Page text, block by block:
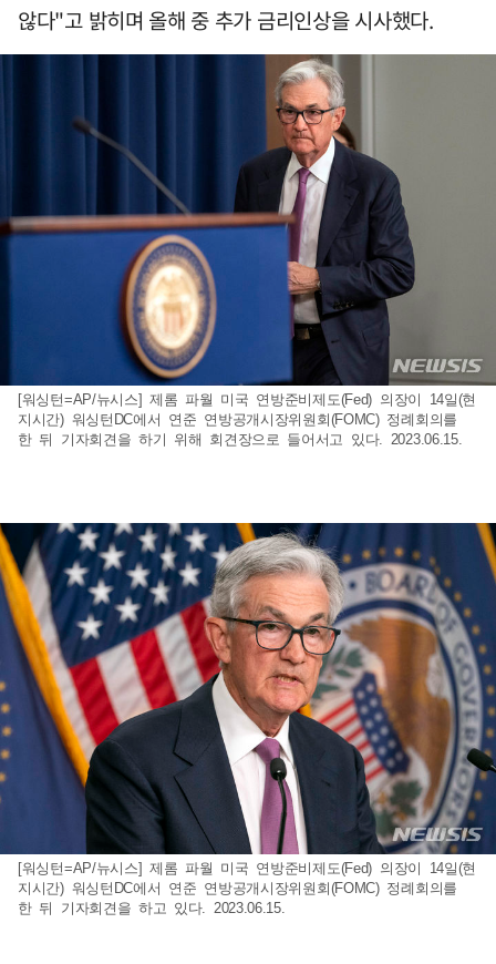
않다"고 밝히며 올해 중 추가 금리인상을 시사했다.
[워싱턴=AP/뉴시스] 제롬 파월 미국 연방준비제도(Fed) 의장이 14일(현
지시간) 워싱턴DC에서 연준 연방공개시장위원회(FOMC) 정례회의를
한 뒤 기자회견을 하기 위해 회견장으로 들어서고 있다. 2023.06.15.
[워싱턴=AP/뉴시스] 제롬 파월 미국 연방준비제도(Fed) 의장이 14일(현
지시간) 워싱턴DC에서 연준 연방공개시장위원회(FOMC) 정례회의를
한 뒤 기자회견을 하고 있다. 2023.06.15.